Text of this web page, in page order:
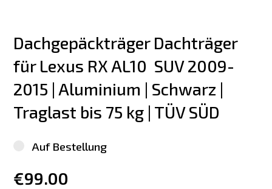
Dachgepäckträger Dachträger
für Lexus RX AL10  SUV 2009-
2015 | Aluminium | Schwarz |
Traglast bis 75 kg | TÜV SÜD
Auf Bestellung
€99.00